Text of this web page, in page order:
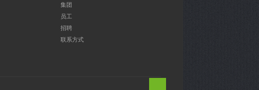
集团
员工
招聘
联系方式